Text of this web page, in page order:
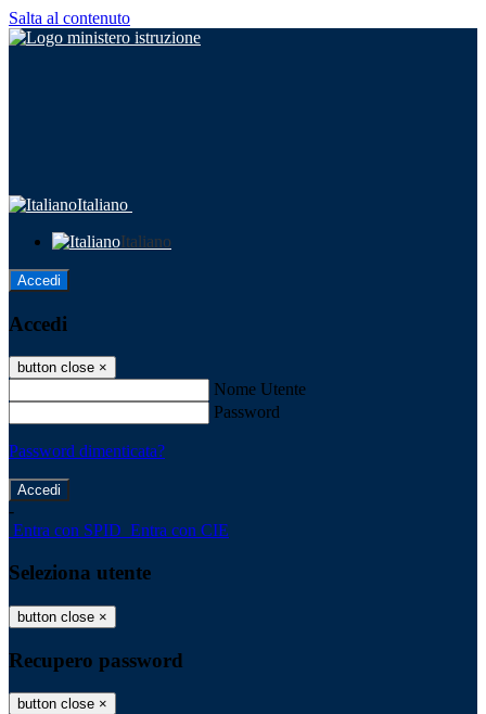
Salta al contenuto
Italiano
Italiano
Accedi
Accedi
button close ×
Nome Utente
Password
Password dimenticata?
-
Entra con SPID Entra con CIE
Seleziona utente
button close ×
Recupero password
button close ×